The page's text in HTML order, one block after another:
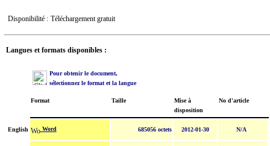
Disponibilité : Téléchargement gratuit
Langues et formats disponibles :
Pour obtenir le document,
sélectionnez le format et la langue
Format Taille
Mise à
disposition
No d'article
English Word 685056 octets 2012-01-30 N/A